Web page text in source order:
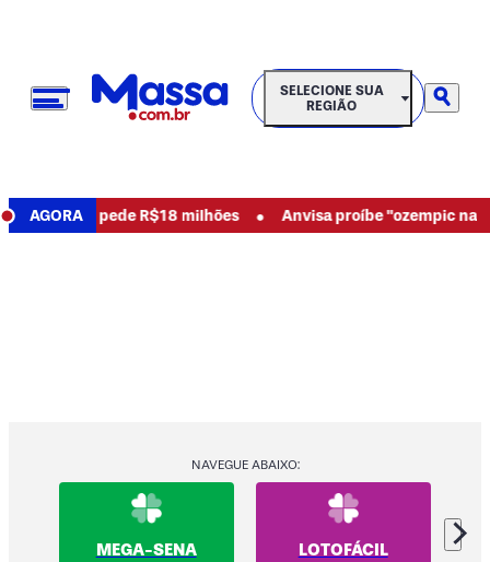
SELECIONE SUA REGIÃO
SELECIONE SUA
REGIÃO
AGORA
e pede R$18 milhões • Anvisa proíbe "ozempic
NAVEGUE ABAIXO:
MEGA-SENA LOTOFÁCIL